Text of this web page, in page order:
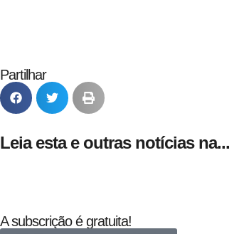
Partilhar
Leia esta e outras notícias na...
A subscrição é gratuita!